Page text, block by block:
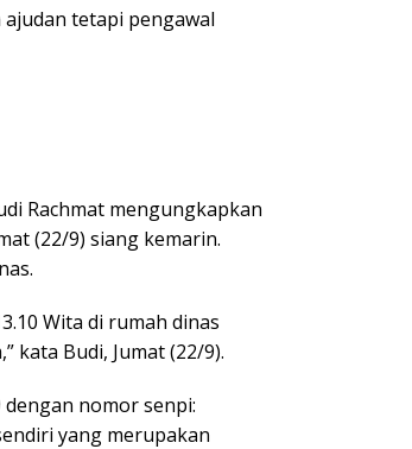
tetapi pengawal
Rachmat mengungkapkan
(22/9) siang kemarin.
Wita di rumah dinas
kata Budi, Jumat (22/9).
nomor senpi:
yang merupakan